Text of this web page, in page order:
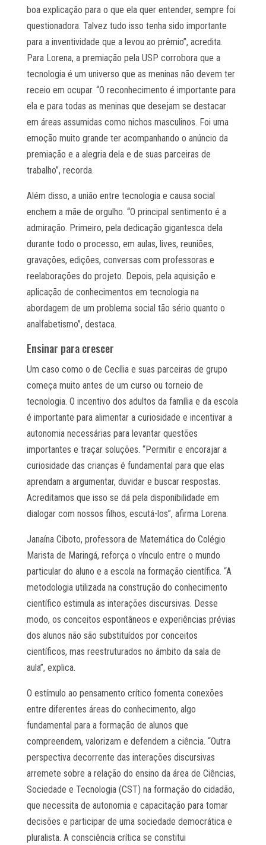
boa explicação para o que ela quer entender, sempre foi
questionadora. Talvez tudo isso tenha sido importante
para a inventividade que a levou ao prêmio”, acredita.
Para Lorena, a premiação pela USP corrobora que a
tecnologia é um universo que as meninas não devem ter
receio em ocupar. “O reconhecimento é importante para
ela e para todas as meninas que desejam se destacar
em áreas assumidas como nichos masculinos. Foi uma
emoção muito grande ter acompanhando o anúncio da
premiação e a alegria dela e de suas parceiras de
trabalho”, recorda.
Além disso, a união entre tecnologia e causa social
enchem a mãe de orgulho. “O principal sentimento é a
admiração. Primeiro, pela dedicação gigantesca dela
durante todo o processo, em aulas, lives, reuniões,
gravações, edições, conversas com professoras e
reelaborações do projeto. Depois, pela aquisição e
aplicação de conhecimentos em tecnologia na
abordagem de um problema social tão sério quanto o
analfabetismo”, destaca.
Ensinar para crescer
Um caso como o de Cecília e suas parceiras de grupo
começa muito antes de um curso ou torneio de
tecnologia. O incentivo dos adultos da família e da escola
é importante para alimentar a curiosidade e incentivar a
autonomia necessárias para levantar questões
importantes e traçar soluções. “Permitir e encorajar a
curiosidade das crianças é fundamental para que elas
aprendam a argumentar, duvidar e buscar respostas.
Acreditamos que isso se dá pela disponibilidade em
dialogar com nossos filhos, escutá-los”, afirma Lorena.
Janaína Ciboto, professora de Matemática do Colégio
Marista de Maringá, reforça o vínculo entre o mundo
particular do aluno e a escola na formação científica. “A
metodologia utilizada na construção do conhecimento
científico estimula as interações discursivas. Desse
modo, os conceitos espontâneos e experiências prévias
dos alunos não são substituídos por conceitos
científicos, mas reestruturados no âmbito da sala de
aula”, explica.
O estímulo ao pensamento crítico fomenta conexões
entre diferentes áreas do conhecimento, algo
fundamental para a formação de alunos que
compreendem, valorizam e defendem a ciência. “Outra
perspectiva decorrente das interações discursivas
arremete sobre a relação do ensino da área de Ciências,
Sociedade e Tecnologia (CST) na formação do cidadão,
que necessita de autonomia e capacitação para tomar
decisões e participar de uma sociedade democrática e
pluralista. A consciência crítica se constitui